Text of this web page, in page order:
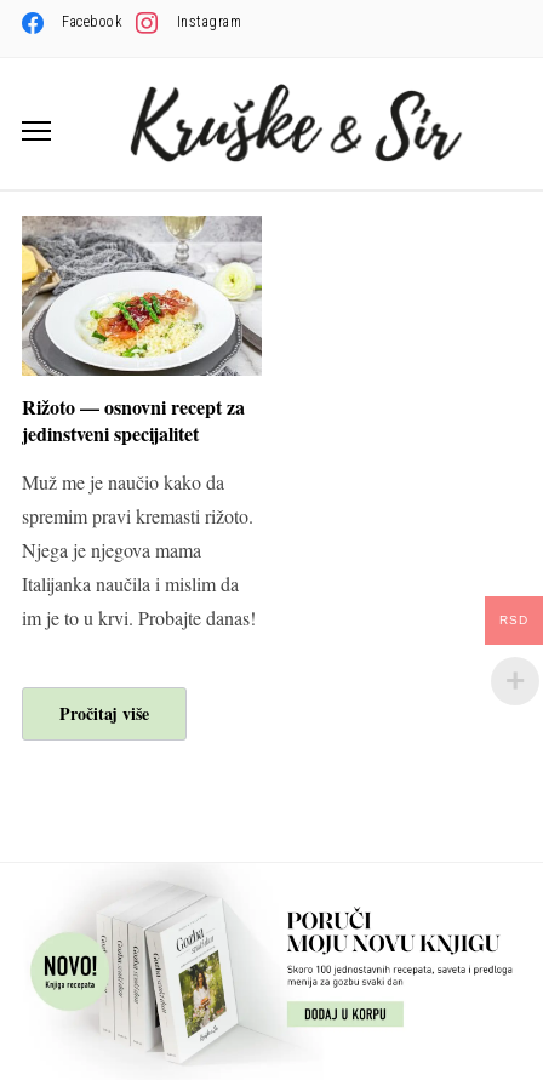
Facebook Instagram
Rižoto — osnovni recept za
jedinstveni specijalitet
Muž me je naučio kako da
spremim pravi kremasti rižoto.
Njega je njegova mama
Italijanka naučila i mislim da
im je to u krvi. Probajte danas!
Pročitaj više
RSD